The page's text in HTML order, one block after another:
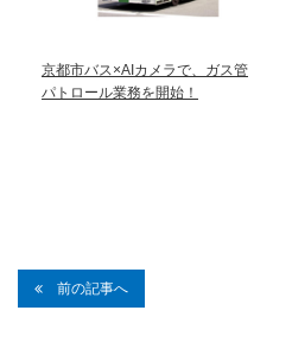
京都市バス×AIカメラで、ガス管
パトロール業務を開始！
前の記事へ